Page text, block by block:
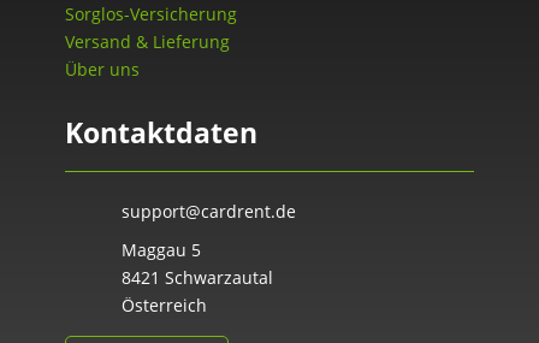
Sorglos-Versicherung
Versand & Lieferung
Über uns
Kontaktdaten
support@cardrent.de
Maggau 5
8421 Schwarzautal
Österreich